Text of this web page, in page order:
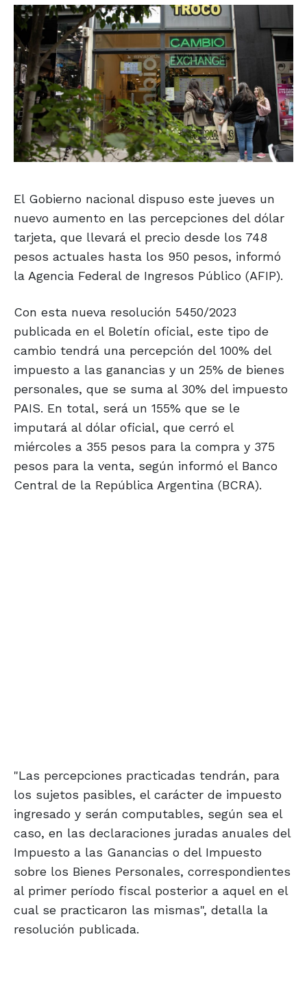
El Gobierno nacional dispuso este jueves un
nuevo aumento en las percepciones del dólar
tarjeta, que llevará el precio desde los 748
pesos actuales hasta los 950 pesos, informó
la Agencia Federal de Ingresos Público (AFIP).
Con esta nueva resolución 5450/2023
publicada en el Boletín oficial, este tipo de
cambio tendrá una percepción del 100% del
impuesto a las ganancias y un 25% de bienes
personales, que se suma al 30% del impuesto
PAIS. En total, será un 155% que se le
imputará al dólar oficial, que cerró el
miércoles a 355 pesos para la compra y 375
pesos para la venta, según informó el Banco
Central de la República Argentina (BCRA).
"Las percepciones practicadas tendrán, para
los sujetos pasibles, el carácter de impuesto
ingresado y serán computables, según sea el
caso, en las declaraciones juradas anuales del
Impuesto a las Ganancias o del Impuesto
sobre los Bienes Personales, correspondientes
al primer período fiscal posterior a aquel en el
cual se practicaron las mismas", detalla la
resolución publicada.